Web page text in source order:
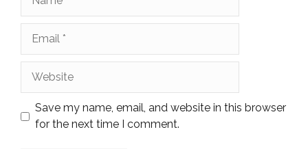
Save my name, email, and website in this browser
for the next time I comment.